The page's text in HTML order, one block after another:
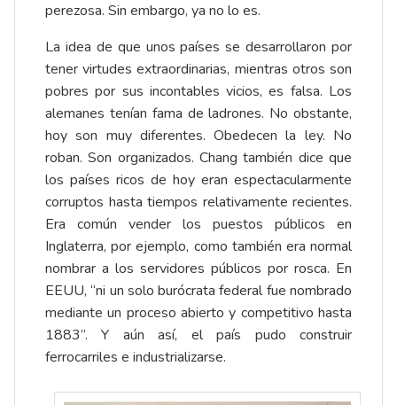
perezosa. Sin embargo, ya no lo es.
La idea de que unos países se desarrollaron por
tener virtudes extraordinarias, mientras otros son
pobres por sus incontables vicios, es falsa. Los
alemanes tenían fama de ladrones. No obstante,
hoy son muy diferentes. Obedecen la ley. No
roban. Son organizados. Chang también dice que
los países ricos de hoy eran espectacularmente
corruptos hasta tiempos relativamente recientes.
Era común vender los puestos públicos en
Inglaterra, por ejemplo, como también era normal
nombrar a los servidores públicos por rosca. En
EEUU, “ni un solo burócrata federal fue nombrado
mediante un proceso abierto y competitivo hasta
1883”. Y aún así, el país pudo construir
ferrocarriles e industrializarse.